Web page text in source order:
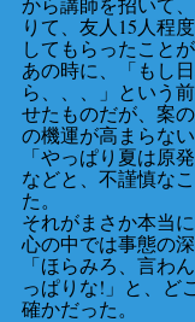
りて、友人15人程
してもらったことが
あの時に、「もし
ら、、、」という
せたものだが、案
の機運が高まらな
「やっぱり夏は原
などと、不謹慎な
た。
それがまさか本当
心の中では事態の
「ほらみろ、言
っぱりな!」と、ど
確かだった。